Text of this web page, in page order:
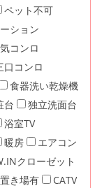
ペット不可
ション
コンロ
口コンロ
食器洗い乾燥機
台
独立洗面台
浴室TV
暖房
エアコン
クローゼット
き場有
CATV